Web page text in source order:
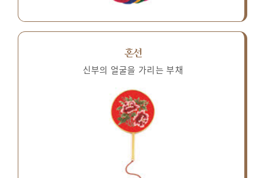
혼선
신부의 얼굴을 가리는 부채